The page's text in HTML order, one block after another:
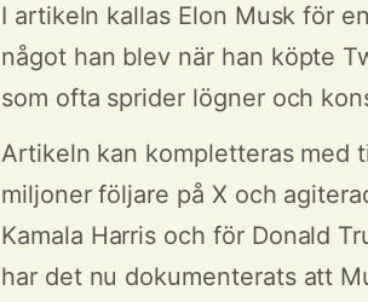
I artikeln kallas Elon Musk för
något han blev när han köpte
som ofta sprider lögner och
Artikeln kan kompletteras med
miljoner följare på X och
Kamala Harris och för Donald
har det nu dokumenterats att